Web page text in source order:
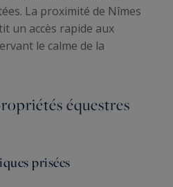
La proximité de Nîmes
un accès rapide aux
le calme de la
équestres
prisées